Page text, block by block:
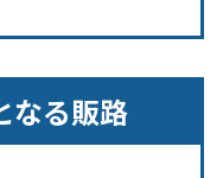
なる販路